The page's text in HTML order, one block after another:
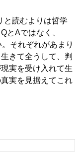
読むよりは哲学
とAではなく、
それぞれがあまり
きて全うして、判
実を受け入れて生
実を見据えてこれ